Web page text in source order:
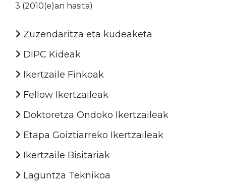
3 (2010(e)an hasita)
Zuzendaritza eta kudeaketa
DIPC Kideak
Ikertzaile Finkoak
Fellow Ikertzaileak
Doktoretza Ondoko Ikertzaileak
Etapa Goiztiarreko Ikertzaileak
Ikertzaile Bisitariak
Laguntza Teknikoa